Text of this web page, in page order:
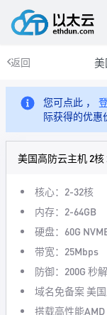
返回
您可点此 ，
际获得的优惠
美国高防云主机 2核
核心：2-32核
内存：2-64GB
硬盘：60G
带宽：25Mbps
防御：200G 秒解
域名免备案 美
搭载高性能AMD